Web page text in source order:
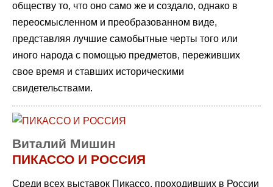
обществу то, что оно само же и создало, однако в
переосмысленном и преобразованном виде,
представляя лучшие самобытные черты того или
иного народа с помощью предметов, переживших
свое время и ставших историческими
свидетельствами.
Виталий Мишин
ПИКАССО И РОССИЯ
Среди всех выставок Пикассо, проходивших в России